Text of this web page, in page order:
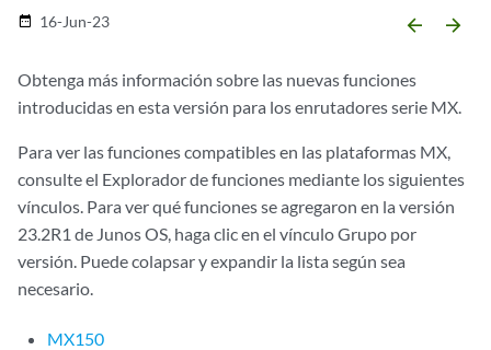
date_range 16-Jun-23 arrow_backward arrow_forward
Obtenga más información sobre las nuevas funciones
introducidas en esta versión para los enrutadores serie MX.
Para ver las funciones compatibles en las plataformas MX,
consulte el Explorador de funciones mediante los siguientes
vínculos. Para ver qué funciones se agregaron en la versión
23.2R1 de Junos OS, haga clic en el vínculo Grupo por
versión. Puede colapsar y expandir la lista según sea
necesario.
MX150